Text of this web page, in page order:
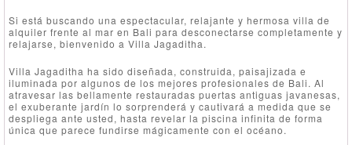
Si está buscando una espectacular, relajante y hermosa villa de
alquiler frente al mar en Bali para desconectarse completamente y
relajarse, bienvenido a Villa Jagaditha.
Villa Jagaditha ha sido diseñada, construida, paisajizada e
iluminada por algunos de los mejores profesionales de Bali. Al
atravesar las bellamente restauradas puertas antiguas javanesas,
el exuberante jardín lo sorprenderá y cautivará a medida que se
despliega ante usted, hasta revelar la piscina infinita de forma
única que parece fundirse mágicamente con el océano.